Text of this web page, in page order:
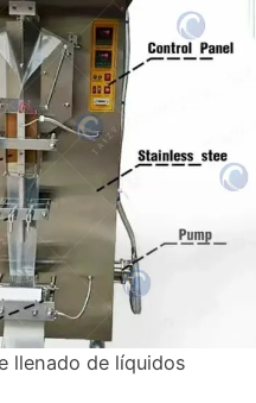
llenado de líquidos